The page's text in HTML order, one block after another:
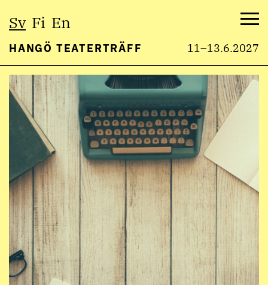
Hoppa
till
innehåll
Sv Fi En
HANGÖ TEATERTRÄFF 11–13.6.2027